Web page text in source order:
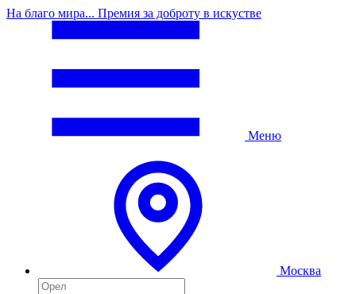
На благо мира... Премия за доброту в искустве
Меню
Москва